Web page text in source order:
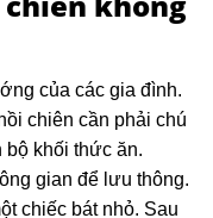
của các gia đình.
chiên cần phải chú
bộ khối thức ăn.
gian để lưu thông.
chiếc bát nhỏ. Sau